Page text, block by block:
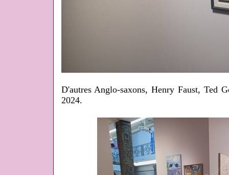
D'autres Anglo-saxons, Henry Faust, Ted
2024.